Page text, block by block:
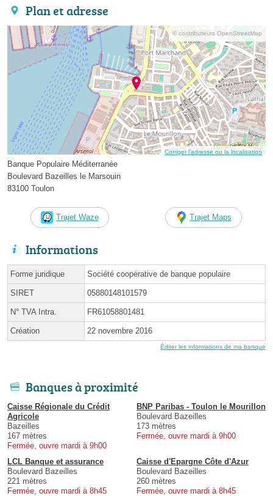
Plan et adresse
© contributeurs OpenStreetMap
Corriger l’adresse ou la localisation
Banque Populaire Méditerranée
Boulevard Bazeilles le Marsouin
83100 Toulon
Trajet Waze Trajet Maps
Informations
Forme juridique Société coopérative de banque populaire
SIRET 05880148101579
N° TVA Intra. FR61058801481
Création 22 novembre 2016
Éditer les informations de ma banque
Banques à proximité
Caisse Régionale du Crédit
Agricole
Bazeilles
167 mètres
Fermée, ouvre mardi à 9h00
BNP Paribas - Toulon le Mourillon
Boulevard Bazeilles
173 mètres
Fermée, ouvre mardi à 9h00
LCL Banque et assurance
Boulevard Bazeilles
221 mètres
Fermée, ouvre mardi à 8h45
Caisse d'Epargne Côte d'Azur
Boulevard Bazeilles
260 mètres
Fermée, ouvre mardi à 8h45